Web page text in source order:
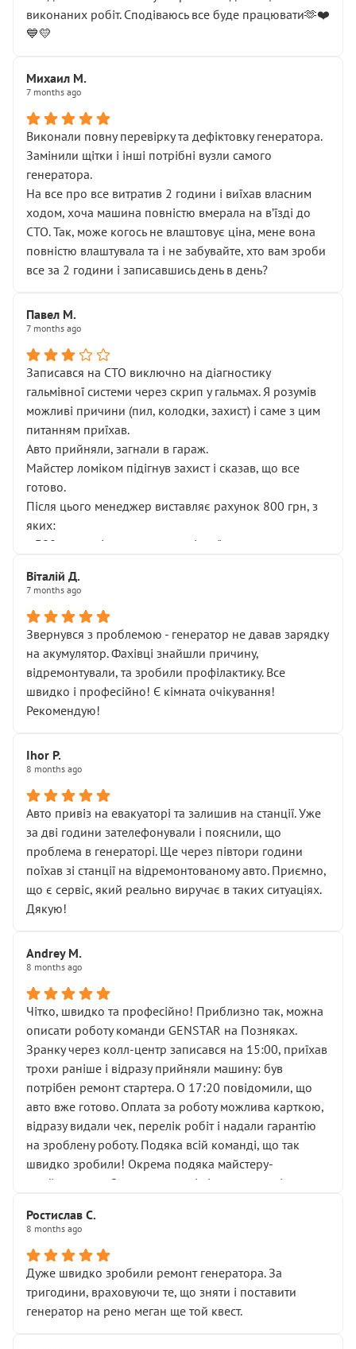
виконаних робіт. Сподіваюсь все буде працювати🫶❤️
💙💛
Михаил М.
7 months ago
Виконали повну перевірку та дефіктовку генератора.
Замінили щітки і інші потрібні вузли самого
генератора.
На все про все витратив 2 години і виїхав власним
ходом, хоча машина повністю вмерала на вʼїзді до
СТО. Так, може когось не влаштовує ціна, мене вона
повністю влаштувала та і не забувайте, хто вам зроби
все за 2 години і записавшись день в день?
Павел М.
7 months ago
Записався на СТО виключно на діагностику
гальмівної системи через скрип у гальмах. Я розумів
можливі причини (пил, колодки, захист) і саме з цим
питанням приїхав.
Авто прийняли, загнали в гараж.
Майстер ломіком підігнув захист і сказав, що все
готово.
Після цього менеджер виставляє рахунок 800 грн, з
яких:
• 300 грн — діагностика гальмівної системи
НЕ погоджував
послуга. Тим більше, я був поруч і жодної реальної
діагностики ходової не проводилось. Після
зауваження гроші за цю “послугу” повернули, що
лише підтвердило мою правоту.
Але головне — я виїжджаю з боксу, і скрип у гальмах
залишився таким самим, як і був. Тобто оплачена
Далі ситуація тільки погіршилась:
• сказали, що тепер “потрібно знімати колеса”
• що біля авто стояти вже не можна
• почали озвучувати купу додаткових робіт без
чіткого пояснення
( ну все зняли та доробили) дякую!
Окремий момент, який виглядає абсурдно:
мені заявили, що бачок гальмівної рідини потрібно
міняти разом із головним гальмівним циліндром у
Для людини, яка хоча б трохи розуміється на техніці,
це звучить як мінімум непрофесійно, а як максимум —
спроба продати дорогий вузол замість елементарних
ущільнювачів.
Що прикро — це не перший мій візит. Раніше міняв у
вас стартер, і тоді сервіс наче справив хороше
враження. Але згодом знайшов декілька гайок під
лобовим склом. Мені пояснили, що це “старі гайки, які
відкручували”, і попросили не хвилюватися. ( надіюсь
новий власник, не застяг в полі))
Але після нинішнього візиту такі дрібниці вже не
здаються дрібницями.
Я — клієнт, який працює на довірі, і саме її цей сервіс
Хотілося б більше:
• належної уваги до авто
• прозорості в роботах і рахунках
• реальної діагностики, а не формального
“подивились і поїхав”
На жаль, складається враження, що сервіс працює не
Віталій Д.
7 months ago
Звернувся з проблемою - генератор не давав зарядку
на акумулятор. Фахівці знайшли причину,
відремонтували, та зробили профілактику. Все
швидко і професійно! Є кімната очікування!
Рекомендую!
Ihor P.
8 months ago
Авто привіз на евакуаторі та залишив на станції. Уже
за дві години зателефонували і пояснили, що
проблема в генераторі. Ще через півтори години
поїхав зі станції на відремонтованому авто. Приємно,
що є сервіс, який реально виручає в таких ситуаціях.
Дякую!
Andrey M.
8 months ago
Чітко, швидко та професійно! Приблизно так, можна
описати роботу команди GENSTAR на Позняках.
Зранку через колл-центр записався на 15:00, приїхав
трохи раніше і відразу прийняли машину: був
потрібен ремонт стартера. О 17:20 повідомили, що
авто вже готово. Оплата за роботу можлива карткою,
відразу видали чек, перелік робіт і надали гарантію
на зроблену роботу. Подяка всій команді, що так
швидко зробили! Окрема подяка майстеру-
приймальнику Олександру: всі чітко та по суті.
звертатися до цього автосервісу.
Ростислав С.
8 months ago
Дуже швидко зробили ремонт генератора. За
тригодини, враховуючи те, що зняти і поставити
генератор на рено меган ще той квест.